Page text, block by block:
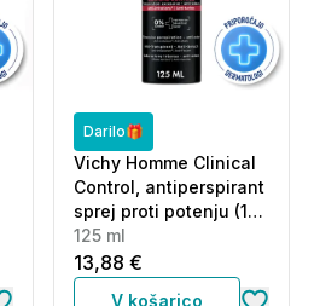
Darilo🎁
Vichy Homme Clinical
Control, antiperspirant
sprej proti potenju (125
ml)
125 ml
13,88 €
V košarico